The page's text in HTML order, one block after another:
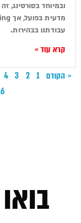
ובמיוחד בסורסינג,
עבודתנו בבהירות.
קרא עוד »
« הקודם 1
2
3
4